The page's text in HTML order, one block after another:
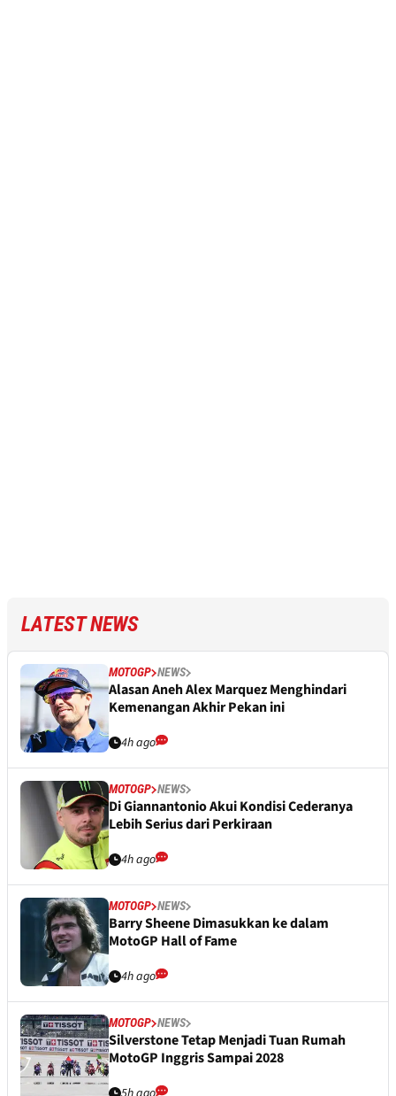
LATEST NEWS
MOTOGP NEWS
Alasan Aneh Alex Marquez Menghindari
Kemenangan Akhir Pekan ini
4h ago
MOTOGP NEWS
Di Giannantonio Akui Kondisi Cederanya
Lebih Serius dari Perkiraan
4h ago
MOTOGP NEWS
Barry Sheene Dimasukkan ke dalam
MotoGP Hall of Fame
4h ago
MOTOGP NEWS
Silverstone Tetap Menjadi Tuan Rumah
MotoGP Inggris Sampai 2028